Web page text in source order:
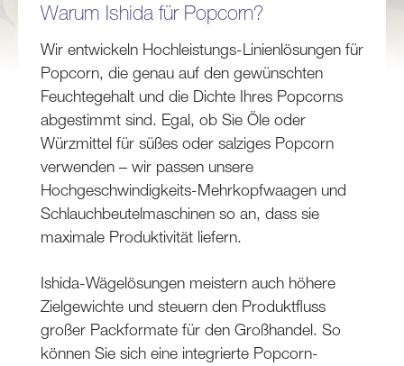
Warum Ishida für Popcorn?
Wir entwickeln Hochleistungs-Linienlösungen für
Popcorn, die genau auf den gewünschten
Feuchtegehalt und die Dichte Ihres Popcorns
abgestimmt sind. Egal, ob Sie Öle oder
Würzmittel für süßes oder salziges Popcorn
verwenden – wir passen unsere
Hochgeschwindigkeits-Mehrkopfwaagen und
Schlauchbeutelmaschinen so an, dass sie
maximale Produktivität liefern.
Ishida-Wägelösungen meistern auch höhere
Zielgewichte und steuern den Produktfluss
großer Packformate für den Großhandel. So
können Sie sich eine integrierte Popcorn-